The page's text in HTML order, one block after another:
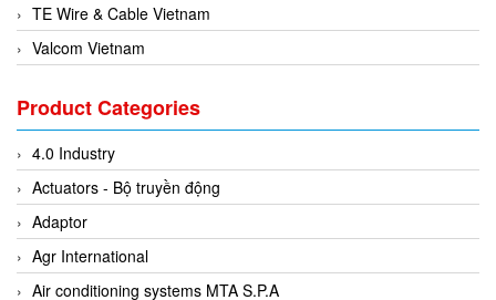
TE Wire & Cable Vietnam
Valcom Vietnam
3CTEST Vietnam
4B VietNam Vietnam
ABB Vietnam
AC Infinity Vietnam
AC&E Telecommunications
AC&T Vietnam
Product Categories
4.0 Industry
Actuators - Bộ truyền động
Adaptor
Agr International
Air conditioning systems MTA S.P.A